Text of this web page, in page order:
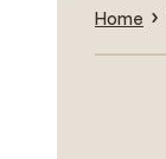
Home